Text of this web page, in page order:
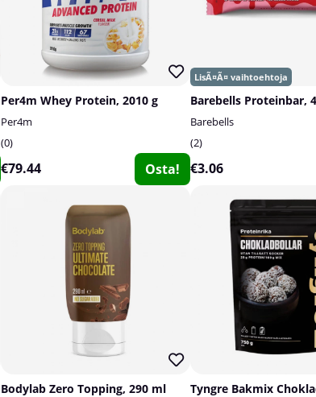
Per4m Whey Protein, 2010 g
Per4m
0
€79.44 Osta!
Barebells Proteinbar,
Barebells
2
€3.06
Bodylab Zero Topping, 290 ml